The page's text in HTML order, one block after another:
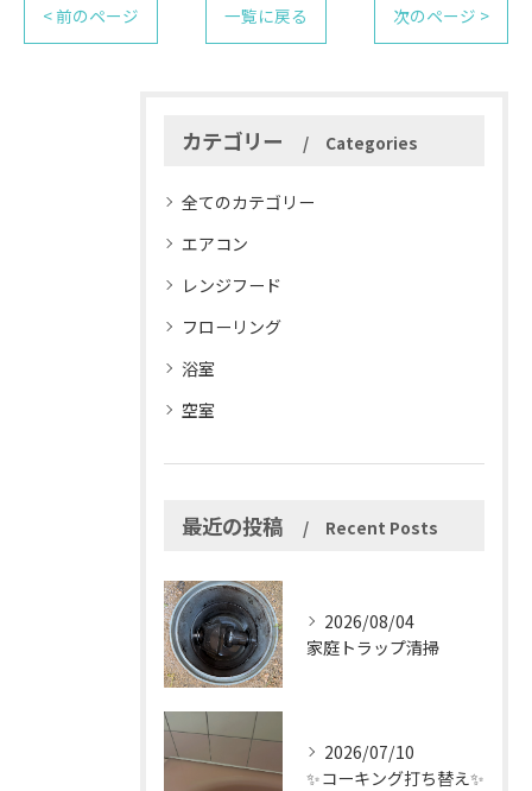
< 前のページ 一覧に戻る 次のページ >
カテゴリー Categories
全てのカテゴリー
エアコン
レンジフード
フローリング
浴室
空室
最近の投稿 Recent Posts
2026/08/04
家庭トラップ清掃
2026/07/10
✨コーキング打ち替え✨